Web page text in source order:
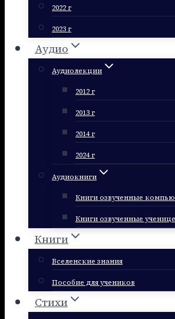
2022 г
2023 г
Аудио
Аудиолекции
2012 г
2013 г
2014 г
2024 г
Аудиокниги
Книги озвученные
Книги озвученные
Книги
Вселенские знания
Пособие для учеников
Стихи